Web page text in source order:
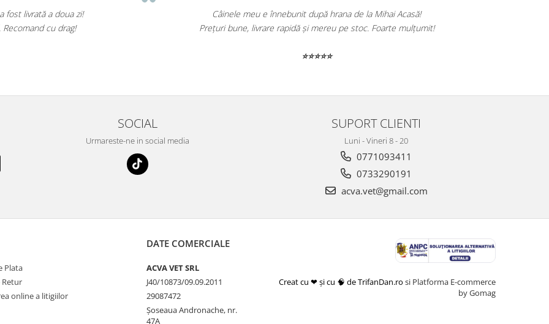
meu e înnebunit după hrana de la Mihai Acasă!
bune, livrare rapidă și mereu pe stoc. Foarte mulțumit!
Totul a venit perfect ambalat și la timp. Produse pentru păsările
SOCIAL
Urmareste-ne in social media
SUPORT CLIENTI
Luni - Vineri 8 - 20
0771093411
0733290191
acva.vet@gmail.com
Plata
Retur
online a litigiilor
DATE COMERCIALE
ACVA VET SRL
J40/10873/09.09.2011
29087472
Șoseaua Andronache, nr.
47A
Creat cu ❤ și cu 🧠 de TrifanDan.ro si Platforma E-commerce
by Gomag